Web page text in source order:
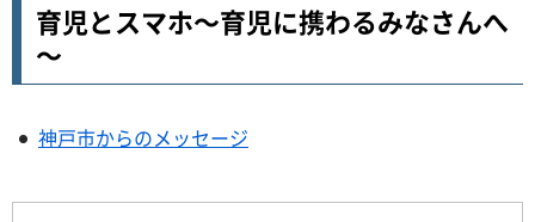
育児とスマホ～育児に携わるみなさんへ
～
神戸市からのメッセージ